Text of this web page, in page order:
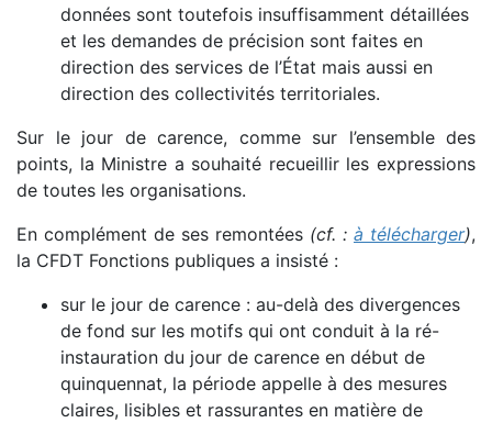
données sont toutefois insuffisamment détaillées
et les demandes de précision sont faites en
direction des services de l’État mais aussi en
direction des collectivités territoriales.
Sur le jour de carence, comme sur l’ensemble des
points, la Ministre a souhaité recueillir les expressions
de toutes les organisations.
En complément de ses remontées (cf. : à télécharger),
la CFDT Fonctions publiques a insisté :
sur le jour de carence : au-delà des divergences
de fond sur les motifs qui ont conduit à la ré-
instauration du jour de carence en début de
quinquennat, la période appelle à des mesures
claires, lisibles et rassurantes en matière de